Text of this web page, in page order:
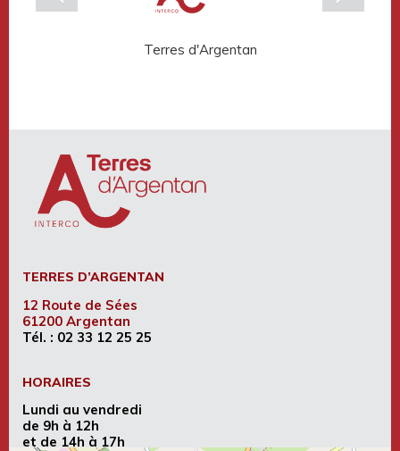
Terres d'Argentan
TERRES D’ARGENTAN
12 Route de Sées
61200 Argentan
Tél. : 02 33 12 25 25
HORAIRES
Lundi au vendredi
de 9h à 12h
et de 14h à 17h